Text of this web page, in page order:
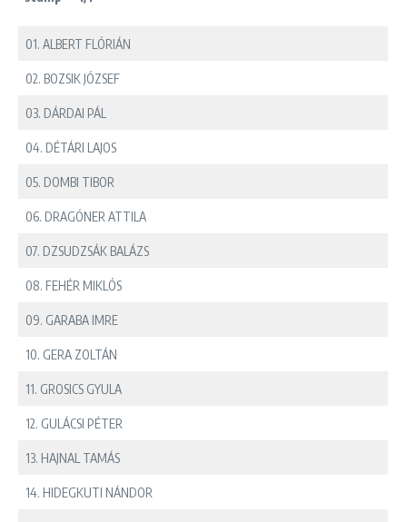
01. ALBERT FLÓRIÁN
02. BOZSIK JÓZSEF
03. DÁRDAI PÁL
04. DÉTÁRI LAJOS
05. DOMBI TIBOR
06. DRAGÓNER ATTILA
07. DZSUDZSÁK BALÁZS
08. FEHÉR MIKLÓS
09. GARABA IMRE
10. GERA ZOLTÁN
11. GROSICS GYULA
12. GULÁCSI PÉTER
13. HAJNAL TAMÁS
14. HIDEGKUTI NÁNDOR